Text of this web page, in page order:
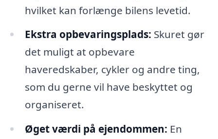
hvilket kan forlænge bilens levetid.
Ekstra opbevaringsplads: Skuret gør
det muligt at opbevare
haveredskaber, cykler og andre ting,
som du gerne vil have beskyttet og
organiseret.
Øget værdi på ejendommen: En